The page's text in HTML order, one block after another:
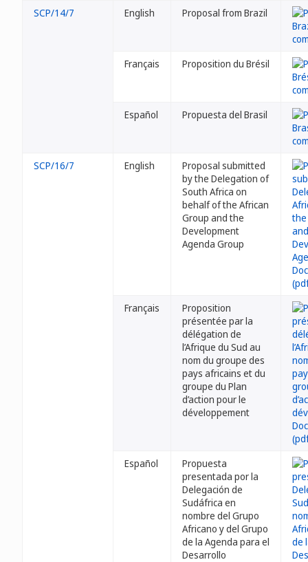
SCP/14/7 English Proposal from Brazil
Français Proposition du Brésil
Español Propuesta del Brasil
SCP/16/7 English
Proposal submitted
by the Delegation of
South Africa on
behalf of the African
Group and the
Development
Agenda Group
Français
Proposition
présentée par la
délégation de
l’Afrique du Sud au
nom du groupe des
pays africains et du
groupe du Plan
d’action pour le
développement
Español
Propuesta
presentada por la
Delegación de
Sudáfrica en
nombre del Grupo
Africano y del Grupo
de la Agenda para el
Desarrollo